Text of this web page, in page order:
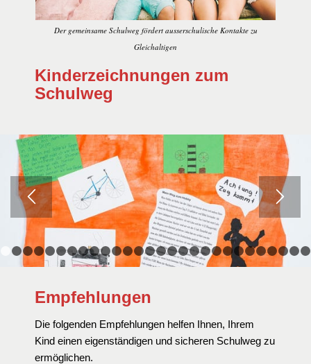
Der gemeinsame Schulweg fördert ausserschulische Kontakte zu
Gleichaltigen
Kinderzeichnungen zum
Schulweg
1 2 3 4 5 6 7 8 9 101112131415161718192021
Empfehlungen
Die folgenden Empfehlungen helfen Ihnen, Ihrem
Kind einen eigenständigen und sicheren Schulweg zu
ermöglichen.